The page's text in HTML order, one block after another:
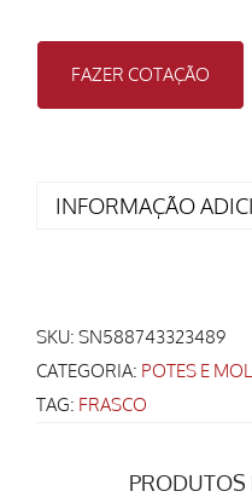
FAZER COTAÇÃO
INFORMAÇÃO
SKU: SN588743323489
CATEGORIA: POTES E
TAG: FRASCO
PRODUTOS